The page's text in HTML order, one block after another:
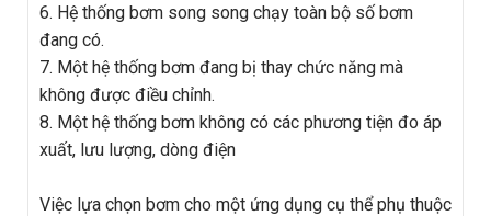
6. Hệ thống bơm song song chạy toàn bộ số bơm
đang có.
7. Một hệ thống bơm đang bị thay chức năng mà
không được điều chỉnh.
8. Một hệ thống bơm không có các phương tiện đo áp
xuất, lưu lượng, dòng điện
Việc lựa chọn bơm cho một ứng dụng cụ thể phụ thuộc